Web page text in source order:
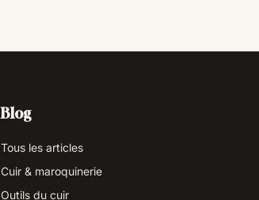
Blog
Tous les articles
Cuir & maroquinerie
Outils du cuir